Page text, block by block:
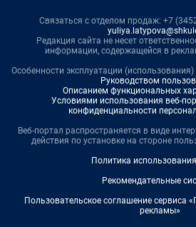
Связаться с отделом продаж: +7
Редакция сайта не несет
информации, содержащейся в
Особенности эксплуатации
Руководством
Описанием функциональных
Условиями использования веб-
конфиденциальности
Веб-портал распространяется в виде
действия по установке на стороне
Политика
Рекомендательные
Пользовательское соглашение сервиса
рекламы»